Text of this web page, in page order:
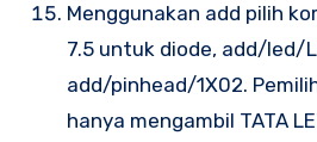
Menggunakan add pilih
7.5 untuk diode, add/led/
add/pinhead/1X02.
hanya mengambil TATA